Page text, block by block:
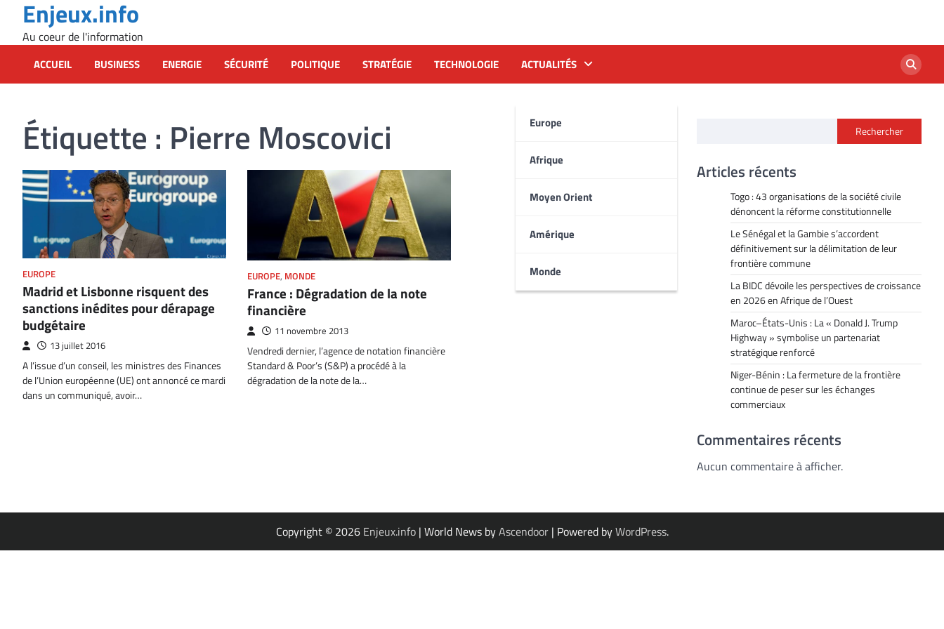
content
Enjeux.info
Au coeur de l'information
ACCUEIL BUSINESS ENERGIE SÉCURITÉ POLITIQUE STRATÉGIE TECHNOLOGIE ACTUALITÉS
Europe
Afrique
Moyen Orient
Amérique
Monde
Étiquette : Pierre Moscovici
EUROPE
Madrid et Lisbonne risquent des
sanctions inédites pour dérapage
budgétaire
13 juillet 2016
A l’issue d’un conseil, les ministres des Finances
de l’Union européenne (UE) ont annoncé ce mardi
dans un communiqué, avoir…
EUROPE, MONDE
France : Dégradation de la note
financière
11 novembre 2013
Vendredi dernier, l’agence de notation financière
Standard & Poor’s (S&P) a procédé à la
dégradation de la note de la…
Rechercher
Articles récents
Togo : 43 organisations de la société civile
dénoncent la réforme constitutionnelle
Le Sénégal et la Gambie s’accordent
définitivement sur la délimitation de leur
frontière commune
La BIDC dévoile les perspectives de croissance
en 2026 en Afrique de l’Ouest
Maroc–États-Unis : La « Donald J. Trump
Highway » symbolise un partenariat
stratégique renforcé
Niger-Bénin : La fermeture de la frontière
continue de peser sur les échanges
commerciaux
Commentaires récents
Aucun commentaire à afficher.
Copyright © 2026 Enjeux.info| World News byAscendoor| Powered byWordPress.